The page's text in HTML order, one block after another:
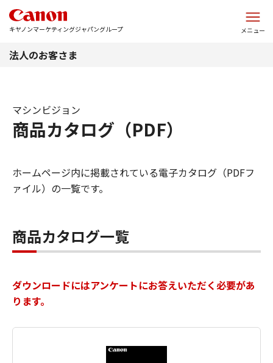
キヤノンマーケティングジャパングループ メニュー
法人のお客さま
商品カタログ（PDF）
マシンビジョン
ホームページ内に掲載されている電子カタログ（PDFフ
ァイル）の一覧です。
商品カタログ一覧
ダウンロードにはアンケートにお答えいただく必要があ
ります。